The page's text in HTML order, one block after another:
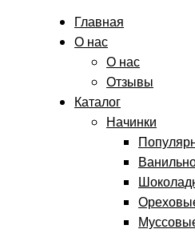
Главная
О нас
О нас
Отзывы
Каталог
Начинки